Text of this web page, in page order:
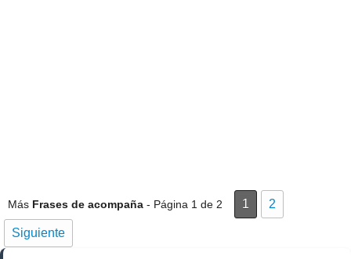
Más Frases de acompaña - Página 1 de 2 1 2
Siguiente